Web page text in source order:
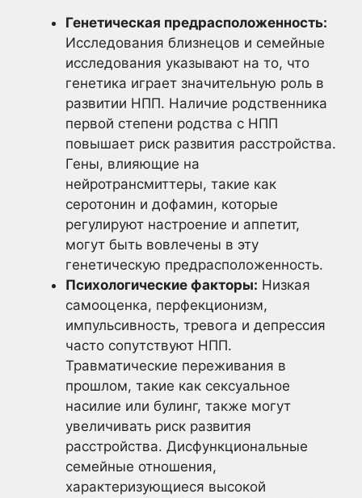
Генетическая предрасположенность:
Исследования близнецов и семейные
исследования указывают на то, что
генетика играет значительную роль в
развитии НПП. Наличие родственника
первой степени родства с НПП
повышает риск развития расстройства.
Гены, влияющие на
нейротрансмиттеры, такие как
серотонин и дофамин, которые
регулируют настроение и аппетит,
могут быть вовлечены в эту
генетическую предрасположенность.
Психологические факторы: Низкая
самооценка, перфекционизм,
импульсивность, тревога и депрессия
часто сопутствуют НПП.
Травматические переживания в
прошлом, такие как сексуальное
насилие или булинг, также могут
увеличивать риск развития
расстройства. Дисфункциональные
семейные отношения,
характеризующиеся высокой